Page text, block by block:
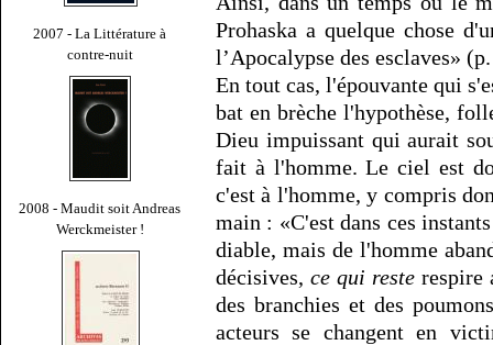
2007 - La Littérature à
contre-nuit
2008 - Maudit soit Andreas
Werckmeister !
Prohaska a quelque chose
l’Apocalypse des esclaves»
En tout cas, l'épouvante qui
bat en brèche l'hypothèse,
Dieu impuissant qui aurait
fait à l'homme. Le ciel est
c'est à l'homme, y compris
main : «C'est dans ces
diable, mais de l'homme
décisives, ce qui resterespire
des branchies et des
acteurs se changent en